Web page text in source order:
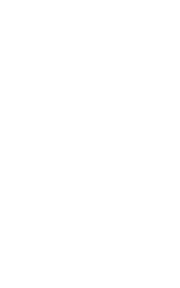
Según han señalado desde el
comunicado, esta medida,
realiza en consenso con las
para dar más rotación al
de la doble fila que presentan
parquímetros de nueva
https://www.101tv.es/se-
junto-a-la-avenida-de-la-